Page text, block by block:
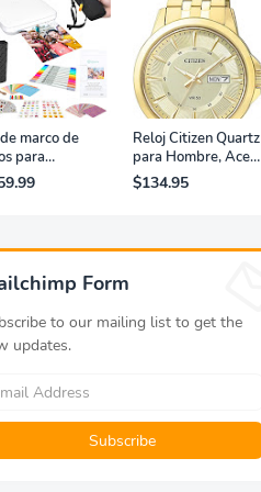
marco de
para
portátil
y
Reloj Citizen Quartz
para Hombre, Acero
Inoxidable, Clásico,
Dorado
$134.95
Form
to our mailing list to get the
updates.